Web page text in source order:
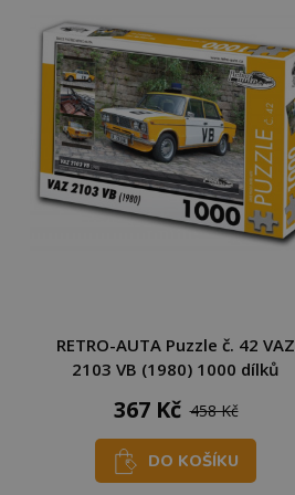
RETRO-AUTA Puzzle č. 42 VAZ
2103 VB (1980) 1000 dílků
367 Kč 458 Kč
DO KOŠÍKU